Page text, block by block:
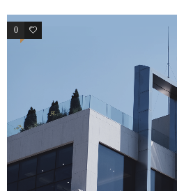
0 1